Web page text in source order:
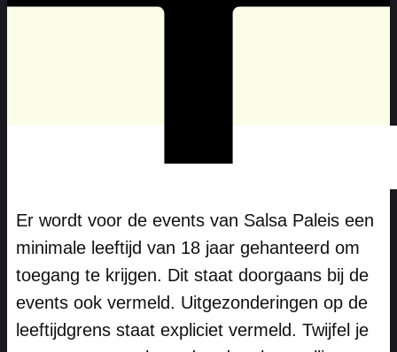
Er wordt voor de events van Salsa Paleis een
minimale leeftijd van 18 jaar gehanteerd om
toegang te krijgen. Dit staat doorgaans bij de
events ook vermeld. Uitgezonderingen op de
leeftijdgrens staat expliciet vermeld. Twijfel je